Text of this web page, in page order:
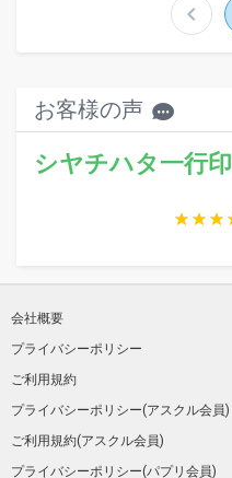
chevron_left
お客様の声
シヤチハタ一行印
会社概要
プライバシーポリシー
ご利用規約
プライバシーポリシー(アスクル会員)
ご利用規約(アスクル会員)
プライバシーポリシー(パプリ会員)